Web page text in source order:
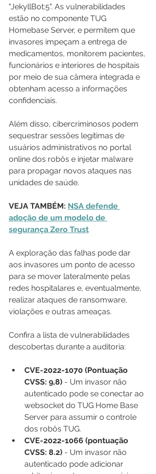
"JekyllBot:5". As vulnerabilidades
estão no componente TUG
Homebase Server, e permitem que
invasores impeçam a entrega de
medicamentos, monitorem pacientes,
funcionários e interiores de hospitais
por meio de sua câmera integrada e
obtenham acesso a informações
confidenciais.
Além disso, cibercriminosos podem
sequestrar sessões legítimas de
usuários administrativos no portal
online dos robôs e injetar malware
para propagar novos ataques nas
unidades de saúde.
VEJA TAMBÉM: NSA defende
adoção de um modelo de
segurança Zero Trust
A exploração das falhas pode dar
aos invasores um ponto de acesso
para se mover lateralmente pelas
redes hospitalares e, eventualmente,
realizar ataques de ransomware,
violações e outras ameaças.
Confira a lista de vulnerabilidades
descobertas durante a auditoria:
CVE-2022-1070 (Pontuação
CVSS: 9,8) - Um invasor não
autenticado pode se conectar ao
websocket do TUG Home Base
Server para assumir o controle
dos robôs TUG.
CVE-2022-1066 (pontuação
CVSS: 8.2) - Um invasor não
autenticado pode adicionar